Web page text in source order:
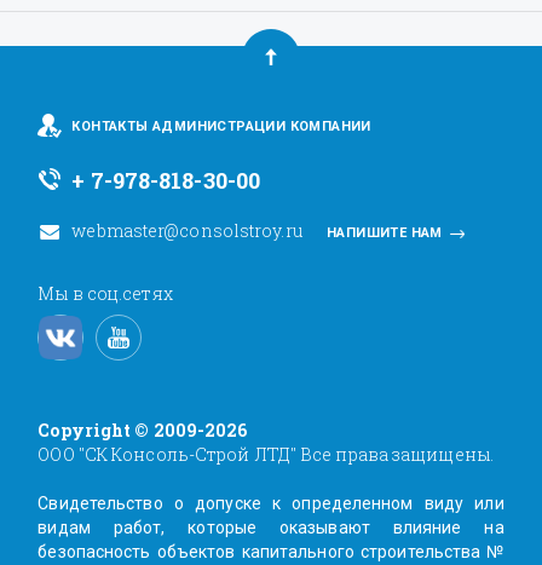
КОНТАКТЫ АДМИНИСТРАЦИИ КОМПАНИИ
+ 7-978-818-30-00
webmaster@consolstroy.ru НАПИШИТЕ НАМ
Мы в соц.сетях
Copyright © 2009-2026
ООО "СК Консоль-Строй ЛТД" Все права защищены.
Свидетельство о допуске к определенном виду или
видам работ, которые оказывают влияние на
безопасность объектов капитального строительства №